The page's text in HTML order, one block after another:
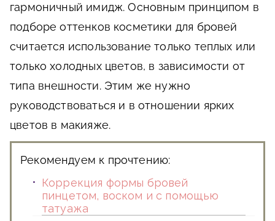
гармоничный имидж. Основным принципом в
подборе оттенков косметики для бровей
считается использование только теплых или
только холодных цветов, в зависимости от
типа внешности. Этим же нужно
руководствоваться и в отношении ярких
цветов в макияже.
Рекомендуем к прочтению:
Коррекция формы бровей
пинцетом, воском и с помощью
татуажа